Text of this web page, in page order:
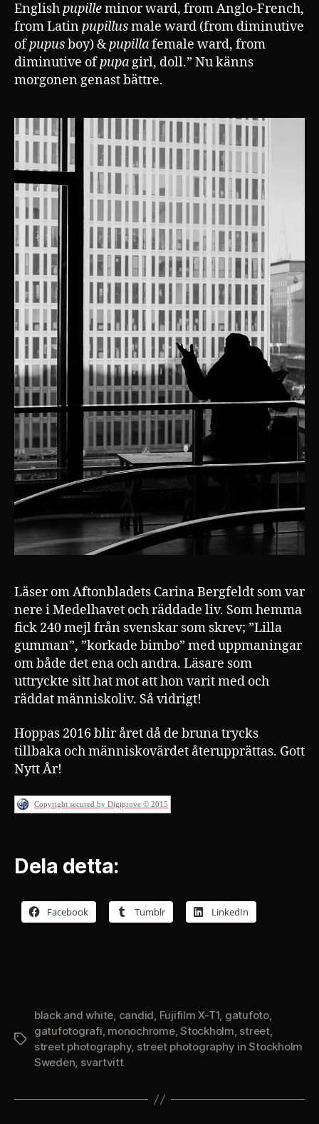
Englishpupilleminor ward, from Anglo-French,
from Latinpupillusmale ward (from diminutive
ofpupusboy) &pupillafemale ward, from
diminutive ofpupagirl, doll.” Nu känns
morgonen genast bättre.
Läser om Aftonbladets Carina Bergfeldt som var
nere i Medelhavet och räddade liv. Som hemma
fick 240 mejl från svenskar som skrev; ”Lilla
gumman”, ”korkade bimbo” med uppmaningar
om både det ena och andra. Läsare som
uttryckte sitt hat mot att hon varit med och
räddat människoliv. Så vidrigt!
Hoppas 2016 blir året då de bruna trycks
tillbaka och människovärdet återupprättas. Gott
Nytt År!
Copyright secured by Digiprove © 2015
Dela detta:
Facebook Tumblr LinkedIn
Etiketter
black and white, candid, Fujifilm X-T1, gatufoto,
gatufotografi, monochrome,Stockholm, street,
street photography, street photography in Stockholm
Sweden, svartvitt